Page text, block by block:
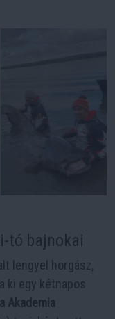
tó bajnokai
lengyel horgász,
ki egy kétnapos
Akademia